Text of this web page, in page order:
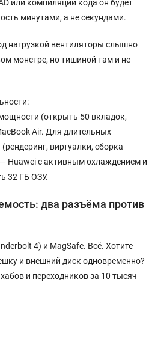
или компиляции кода он будет
минутами, а не секундами.
нагрузкой вентиляторы слышно
монстре, но тишиной там и не
(открыть 50 вкладок,
Air. Для длительных
виртуалки, сборка
Huawei с активным охлаждением и
32 ГБ ОЗУ.
два разъёма против
4) и MagSafe. Всё. Хотите
и внешний диск одновременно?
и переходников за 10 тысяч